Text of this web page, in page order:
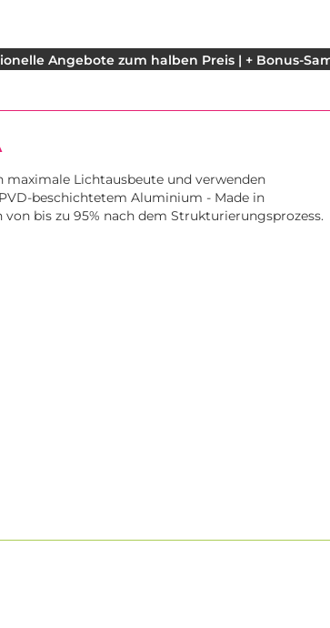
Angebote zum halben Preis | + Bonus-
Lichtausbeute und verwenden
beschichtetem Aluminium - Made in
bis zu 95% nach dem Strukturierungsprozess.